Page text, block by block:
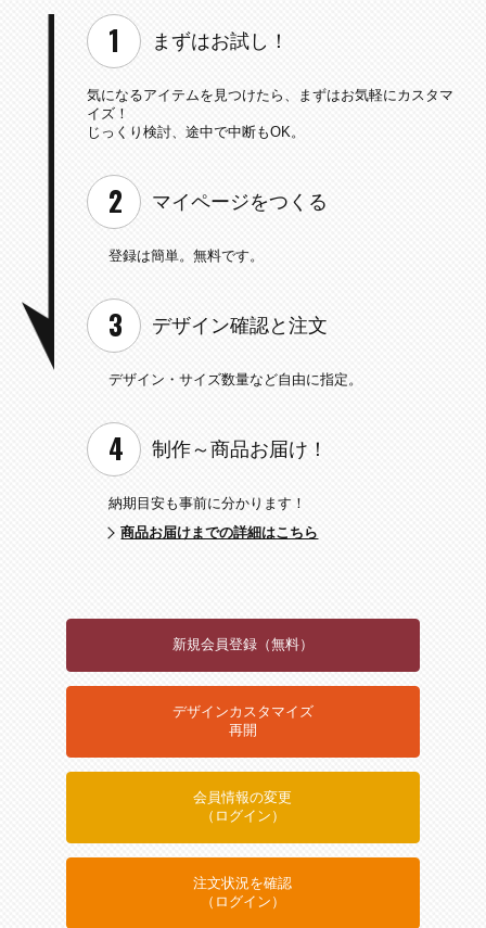
まずはお試し！
気になるアイテムを見つけたら、
まずはお気軽にカスタマ
イズ！
じっくり検討、途中で中断もOK。
マイページをつくる
登録は簡単。無料です。
デザイン確認と注文
デザイン・サイズ数量など自由に指定。
制作～商品お届け！
納期目安も事前に分かります！
商品お届けまでの詳細はこちら
新規会員登録（無料）
デザインカスタマイズ
再開
会員情報の変更
（ログイン）
注文状況を確認
（ログイン）